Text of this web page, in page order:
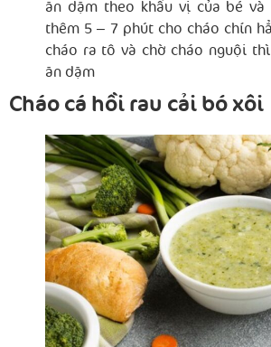
ăn dặm theo khẩu vị của bé
thêm 5 – 7 phút cho cháo chín
cháo ra tô và chờ cháo nguội
ăn dặm
Cháo cá hồi rau cải bó xôi